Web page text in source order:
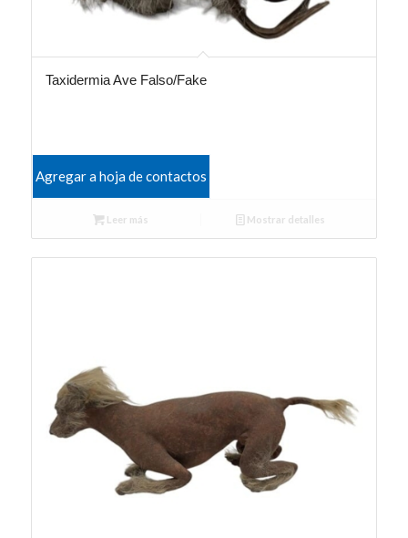
Taxidermia Ave Falso/Fake
Agregar a hoja de contactos
Leer más Mostrar detalles